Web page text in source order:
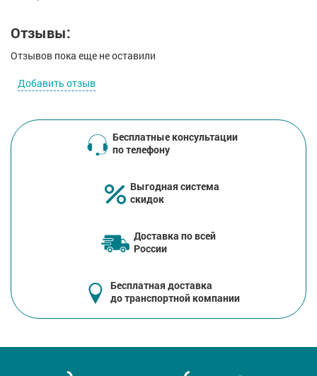
Отзывы:
Отзывов пока еще не оставили
Добавить отзыв
Бесплатные консультации
по телефону
Выгодная система
скидок
Доставка по всей
России
Бесплатная доставка
до транспортной компании